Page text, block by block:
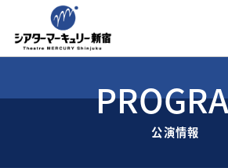
公演情報
公演情報